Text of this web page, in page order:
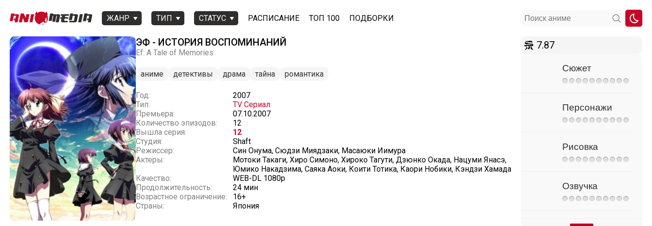
ЖАНР ТИП СТАТУС РАСПИСАНИЕ ТОП 100 ПОДБОРКИ
ЭФ - ИСТОРИЯ ВОСПОМИНАНИЙ
Ef: A Tale of Memories.
аниме детективы драма тайна романтика
Год:
2007
Тип:
TV Сериал
Премьера:
07.10.2007
Количество эпизодов:
12
Вышла серия:
12
Студия:
Shaft
Режиссер:
Син Онума, Сюдзи Миядзаки, Масаюки Иимура
Актеры:
Мотоки Такаги, Хиро Симоно, Хироко Тагути, Дзюнко Окада, Нацуми Янасэ,
Юмико Накадзима, Саяка Аоки, Коити Тотика, Каори Нобики, Кэндзи Хамада
Качество:
WEB-DL 1080p
Продолжительность:
24 мин
Возрастное ограничение:
16+
Страны:
Япония
7.87
Сюжет
Персонажи
Рисовка
Озвучка